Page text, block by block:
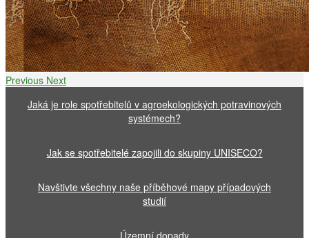
Previous Next
Jaká je role spotřebitelů v agroekologických potravinových
systémech?
Jak se spotřebitelé zapojili do skupiny UNISECO?
Navštivte všechny naše příběhové mapy případových
studií
Územní dopady